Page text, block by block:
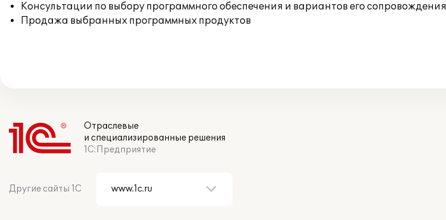
Консультации по выбору программного обеспечения и вариантов его сопровождения
Продажа выбранных программных продуктов
Отраслевые
и специализированные решения
1С:Предприятие
Другие сайты 1С